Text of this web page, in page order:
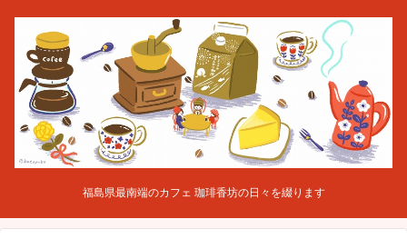
福島県最南端のカフェ 珈琲香坊の日々を綴ります